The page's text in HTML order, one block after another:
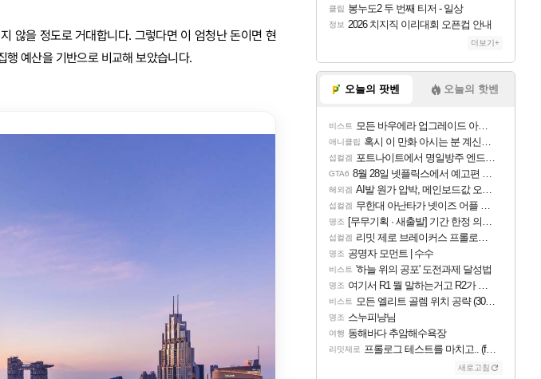
않을 정도로 거대합니다. 그렇다면 이 엄청난 돈이면 현
행 예산을 기반으로 비교해 보았습니다.
클립 봉누도2 두 번째 티저 - 일상
정보 2026 치지직 이리대회 오픈컵 안내
더보기+
오늘의 팟벤 오늘의 핫벤
비스트 모든 바우에라 업그레이드 아이템 획득 위치 공략 (89개)
애니클립 혹시 이 만화 아시는 분 계신가요
섭컬겜 포트나이트에서 명일방주 엔드필드 [펠리카] 판매 예정
GTA6 8월 28일 넷플릭스에서 예고편 공개 예정
해외겜 AI발 원가 압박, 메인보드값 오르나
섭컬겜 무한대 아난타가 넷이즈 어플 달력에 일정 등록
명조 [무무기획 · 새출발] 기간 한정 의뢰 이벤트
섭컬겜 리밋 제로 브레이커스 프롤로그 테스트 후기 영상 업로드
명조 공명자 모먼트 | 수수
비스트 '하늘 위의 공포' 도전과제 달성법
명조 여기서 R1 뭘 말하는거고 R2가 뭘말하는걸까요?
비스트 모든 엘리트 골렘 위치 공략 (30개) - 방랑 결투가
명조 스누피냥님
여행 동해바다 추암해수욕장
리밋제로 프롤로그 테스트를 마치고.. (feat. 리아)
새로고침